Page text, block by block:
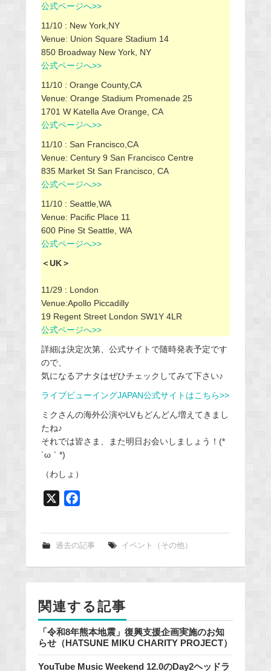
公式ページへ>>
11/10 : New York,NY
Venue: Union Square Stadium 14
850 Broadway New York, NY
公式ページへ>>
11/10 : Orange County,CA
Venue: Orange Stadium Promenade 25
1701 W Katella Ave Orange, CA
公式ページへ>>
11/10 : San Francisco,CA
Venue: Century 9 San Francisco Centre
835 Market St San Francisco, CA
公式ページへ>>
11/10 : Seattle,WA
Venue: Pacific Place 11
600 Pine St Seattle, WA
公式ページへ>>
＜UK＞
11/29 : London
Venue:Apollo Piccadilly
19 Regent Street London SW1Y 4LR
公式ページへ>>
詳細は決定次第、公式サイトで随時発表予定です
ので、
気になるアナタはぜひチェックしてみて下さい♪
ライブビューイングJAPAN公式サイトはこちら>>
ミクさんの海外公演やLVもどんどん増えてきまし
たね♪
それでは皆さま、また明日お会いしましょう！(*
´ω｀*)
（わしょ）
e
o
k
過去の記事 イベント（その他）
関連する記事
「令和8年熊本地震」復興支援企画実施のお知
らせ（HATSUNE MIKU CHARITY PROJECT）
YouTube Music Weekend 12.0のDay2ヘッドラ